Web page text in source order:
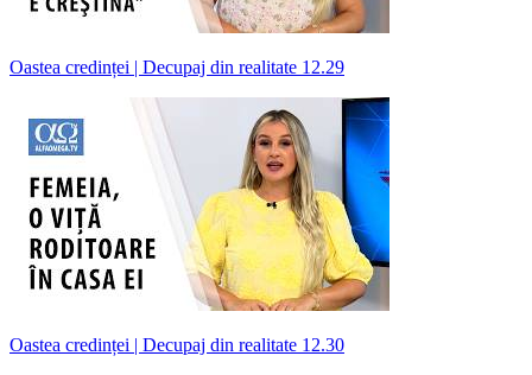
Oastea credinței | Decupaj din realitate 12.29
Oastea credinței | Decupaj din realitate 12.30